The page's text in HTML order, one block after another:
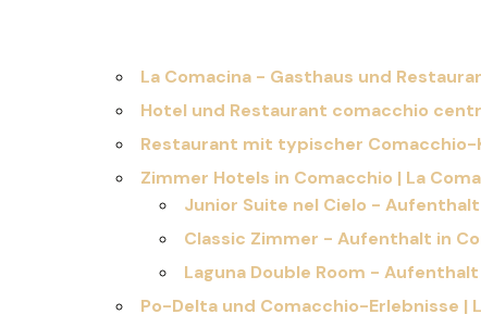
La Comacina - Gasthaus und
Hotel und Restaurant comacchio
Restaurant mit typischer Comacchio-
Zimmer Hotels in Comacchio | La
Junior Suite nel Cielo -
Classic Zimmer - Aufenthalt in
Laguna Double Room -
Po-Delta und Comacchio-Erlebnisse |